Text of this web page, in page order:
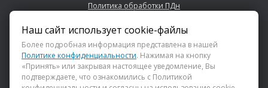
Политика обработки ПДн
+7 (843) 222 0700
info@dsspkazan.ru
Наш сайт использует cookie-файлы
Более подробная информация представлена в нашей
Политике конфиденциальности. Нажимая на кнопку
«Принять» или закрывая настоящее уведомление, Вы
подтверждаете, что ознакомились с Политикой